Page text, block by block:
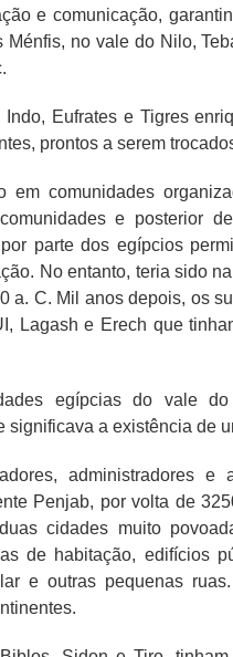
e comunicação,
Ménfis, no vale do Nilo,
Eufrates e Tigres
prontos a serem
em comunidades
e posterior
parte dos egípcios
No entanto, teria sido
a. C. Mil anos depois, os
Lagash e Erech que
egípcias do vale do
significava a existência de
administradores
Penjab, por volta de
cidades muito
de habitação, edifícios
e outras pequenas